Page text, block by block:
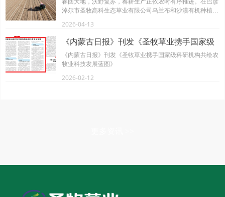
淖尔市圣牧高科生态草业有限公司乌兰布和沙漠有机种植园
导航为农机作业精准导航，数字传感实时监测作物长势，智
慧化手段深度融入耕、种、管、肥全流程，推动农业生产从
经验驱动向数据决策转变，以智能高效替代人力劳作。向科
技要产能，以智慧启春耕，农业新质生产力在田野间落地生
根，为春耕生产筑牢坚实底气。
2026-04-13
《内蒙古日报》刊发《圣牧草业携手国家级
科研机构共绘农牧业科技发展蓝图》
《内蒙古日报》刊发《圣牧草业携手国家级科研机构共绘农
牧业科技发展蓝图》
2026-02-12